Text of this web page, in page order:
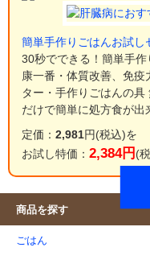
簡単手作りごはんお試し
30秒でできる！簡単手作
康一番・体質改善、免
ター・手作りごはんの
だけで簡単に処方食が出
定価： 2,981円(税込)を
お試し特価： 2,384円 (
商品を探す
ごはん